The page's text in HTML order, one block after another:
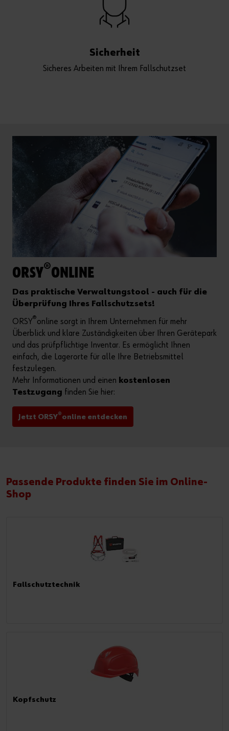
Sicherheit
Sicheres Arbeiten mit Ihrem Fallschutzset
ORSY®ONLINE
Das praktische Verwaltungstool - auch für die
Überprüfung Ihres Fallschutzsets!
ORSY®online sorgt in Ihrem Unternehmen für mehr
Überblick und klare Zuständigkeiten über Ihren Gerätepark
und das prüfpflichtige Inventar. Es ermöglicht Ihnen
einfach, die Lagerorte für alle Ihre Betriebsmittel
festzulegen.
Mehr Informationen und einen kostenlosen
Testzugang finden Sie hier:
Jetzt ORSY®online entdecken
Passende Produkte finden Sie im Online-
Shop
Fallschutztechnik
Kopfschutz